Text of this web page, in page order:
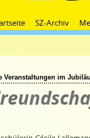
SZ-Archiv
Veranstaltungen im